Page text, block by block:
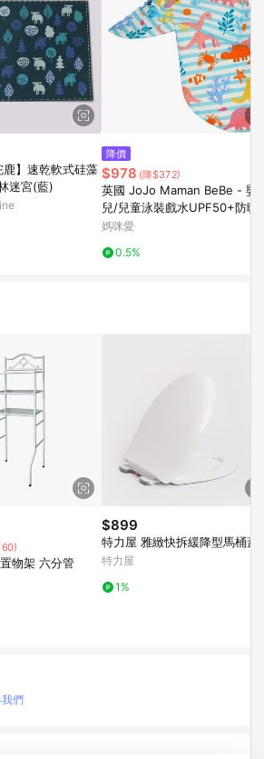
鹿】速乾軟式硅藻
迷宮(藍)
降價
$978 (降$372)
英國 JoJo Maman BeBe - 嬰幼
兒/兒童泳裝戲水UPF50+防曬護
頸遮陽帽-珊瑚礁
媽咪愛
0.5%
物架 六分管
$899
特力屋 雅緻快拆緩降型馬桶蓋
特力屋
1%
們